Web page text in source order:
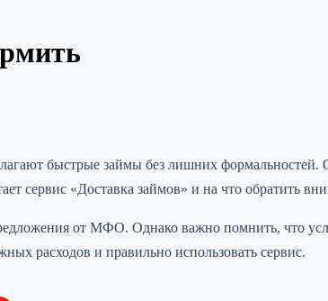
быстрые займы без лишних формальностей.
сервис «Доставка займов» и на что обратить
от МФО. Однако важно помнить, что
расходов и правильно использовать сервис.